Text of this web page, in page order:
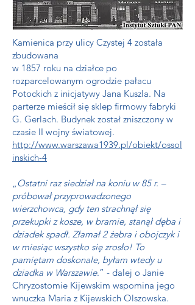
Kamienica przy ulicy Czystej 4 została
zbudowana
w 1857 roku na działce po
rozparcelowanym ogrodzie pałacu
Potockich z inicjatywy Jana Kuszla. Na
parterze mieścił się sklep firmowy fabryki
G. Gerlach. Budynek został zniszczony w
czasie II wojny światowej.
http://www.warszawa1939.pl/obiekt/ossol
inskich-4
„ Ostatni raz siedział na koniu w 85 r. –
próbował przyprowadzonego
wierzchowca, gdy ten strachnął się
przekupki z kosze, w bramie, stanął dęba i
dziadek spadł. Złamał 2 żebra i obojczyk i
w miesiąc wszystko się zrosło! To
pamiętam doskonale, byłam wtedy u
dziadka w Warszawie.” - dalej o Janie
Chryzostomie Kijewskim wspomina jego
wnuczka Maria z Kijewskich Olszowska.